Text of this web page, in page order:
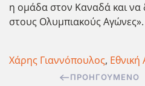
η ομάδα στον Καναδά και να
στους Ολυμπιακούς Αγώνες».
Χάρης Γιαννόπουλος,
ΠΡΟΗΓΟΎΜΕΝΟ